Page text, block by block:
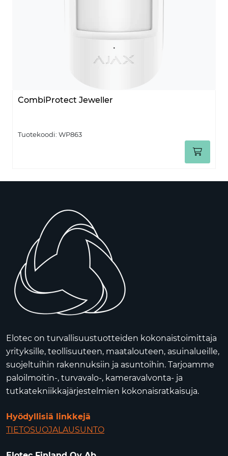
CombiProtect Jeweller
Tuotekoodi: WP863
Elotec on turvallisuustuotteiden kokonaistoimittaja
yrityksille, teollisuuteen, maatalouteen, asuinalueille,
suojeltuihin rakennuksiin ja asuntoihin. Tarjoamme
paloilmoitin-, turvavalo-, kameravalvonta- ja
tutkatekniikkajärjestelmien kokonaisratkaisuja.
Hyödyllisiä linkkejä
TIETOSUOJALAUSUNTO